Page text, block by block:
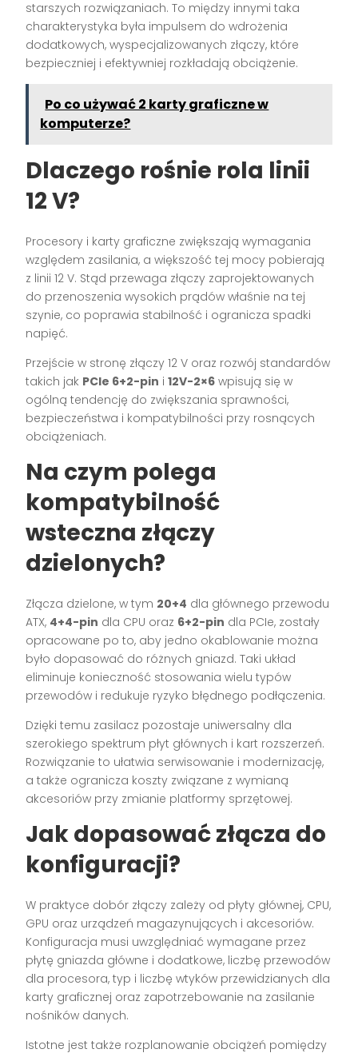
starszych rozwiązaniach. To między innymi taka
charakterystyka była impulsem do wdrożenia
dodatkowych, wyspecjalizowanych złączy, które
bezpieczniej i efektywniej rozkładają obciążenie.
Po co używać 2 karty graficzne w
komputerze?
Dlaczego rośnie rola linii
12 V?
Procesory i karty graficzne zwiększają wymagania
względem zasilania, a większość tej mocy pobierają
z linii 12 V. Stąd przewaga złączy zaprojektowanych
do przenoszenia wysokich prądów właśnie na tej
szynie, co poprawia stabilność i ogranicza spadki
napięć.
Przejście w stronę złączy 12 V oraz rozwój standardów
takich jak PCIe 6+2-pin i12V-2×6 wpisują się w
ogólną tendencję do zwiększania sprawności,
bezpieczeństwa i kompatybilności przy rosnących
obciążeniach.
Na czym polega
kompatybilność
wsteczna złączy
dzielonych?
Złącza dzielone, w tym 20+4 dla głównego przewodu
ATX, 4+4-pin dla CPU oraz 6+2-pin dla PCIe, zostały
opracowane po to, aby jedno okablowanie można
było dopasować do różnych gniazd. Taki układ
eliminuje konieczność stosowania wielu typów
przewodów i redukuje ryzyko błędnego podłączenia.
Dzięki temu zasilacz pozostaje uniwersalny dla
szerokiego spektrum płyt głównych i kart rozszerzeń.
Rozwiązanie to ułatwia serwisowanie i modernizację,
a także ogranicza koszty związane z wymianą
akcesoriów przy zmianie platformy sprzętowej.
Jak dopasować złącza do
konfiguracji?
W praktyce dobór złączy zależy od płyty głównej, CPU,
GPU oraz urządzeń magazynujących i akcesoriów.
Konfiguracja musi uwzględniać wymagane przez
płytę gniazda główne i dodatkowe, liczbę przewodów
dla procesora, typ i liczbę wtyków przewidzianych dla
karty graficznej oraz zapotrzebowanie na zasilanie
nośników danych.
Istotne jest także rozplanowanie obciążeń pomiędzy